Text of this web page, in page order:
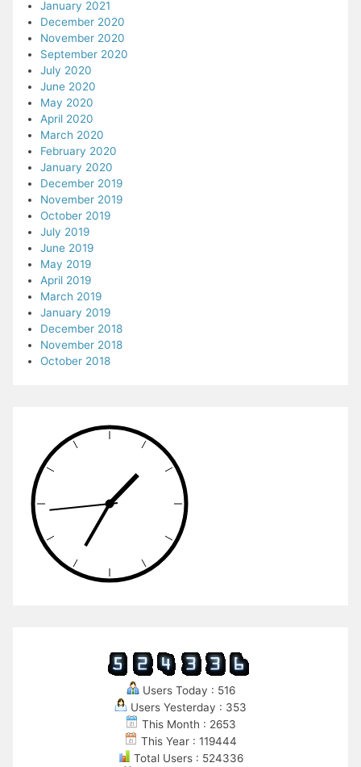
January 2021
December 2020
November 2020
September 2020
July 2020
June 2020
May 2020
April 2020
March 2020
February 2020
January 2020
December 2019
November 2019
October 2019
July 2019
June 2019
May 2019
April 2019
March 2019
January 2019
December 2018
November 2018
October 2018
Users Today : 516
Users Yesterday : 353
This Month : 2653
This Year : 119444
Total Users : 524336